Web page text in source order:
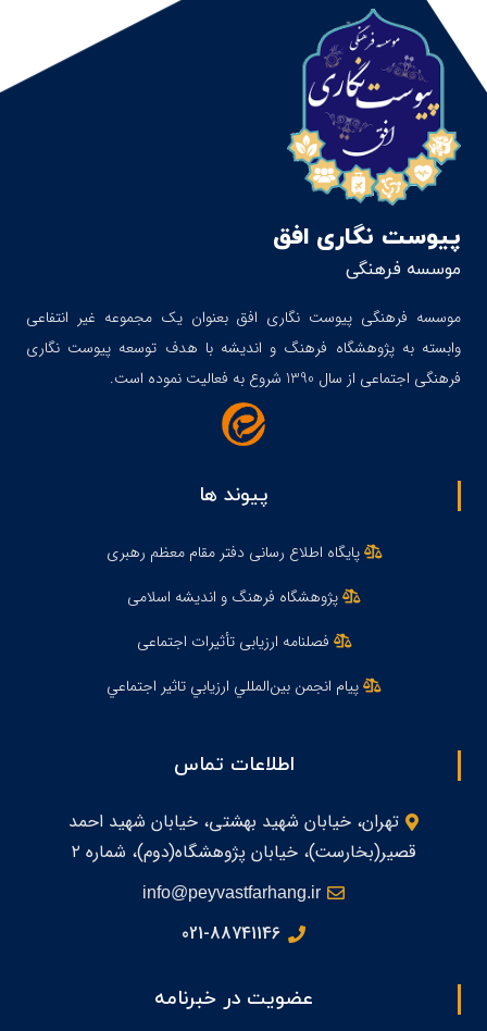
پیوست نگاری افق
موسسه فرهنگی
موسسه فرهنگی پیوست نگاری افق بعنوان یک مجموعه غیر انتفاعی
وابسته به پژوهشگاه فرهنگ و اندیشه با هدف توسعه پیوست نگاری
فرهنگی اجتماعی از سال 1390 شروع به فعالیت نموده است.
پیوند ها
پایگاه اطلاع رسانی دفتر مقام معظم رهبری
پژوهشگاه فرهنگ و اندیشه اسلامی
فصلنامه ارزیابی تأثیرات اجتماعی
پيام انجمن بين‌المللي ارزيابي تاثير اجتماعي
اطلاعات تماس
تهران، خیابان شهید بهشتی، خیابان شهید احمد
قصیر(بخارست)، خیابان پژوهشگاه(دوم)، شماره ۲
info@peyvastfarhang.ir
021-88741146
عضویت در خبرنامه